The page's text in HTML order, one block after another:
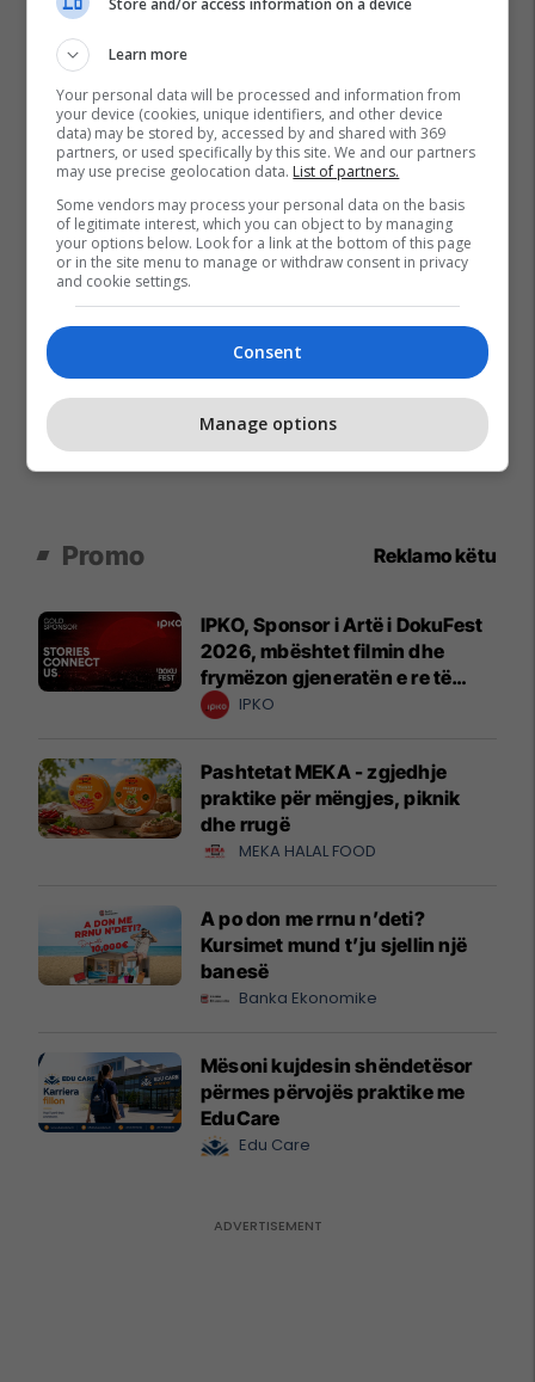
Promo Reklamo këtu
IPKO, Sponsor i Artë i DokuFest
2026, mbështet filmin dhe
frymëzon gjeneratën e re të
krijuesve
IPKO
Pashtetat MEKA - zgjedhje
praktike për mëngjes, piknik
dhe rrugë
MEKA HALAL FOOD
A po don me rrnu n’deti?
Kursimet mund t’ju sjellin një
banesë
Banka Ekonomike
Mësoni kujdesin shëndetësor
përmes përvojës praktike me
EduCare
Edu Care
Store and/or access information on a device
Learn more
Your personal data will be processed and information from
your device (cookies, unique identifiers, and other device
data) may be stored by, accessed by and shared with 369
partners, or used specifically by this site. We and our partners
may use precise geolocation data. List of partners.
Some vendors may process your personal data on the basis
of legitimate interest, which you can object to by managing
your options below. Look for a link at the bottom of this page
or in the site menu to manage or withdraw consent in privacy
and cookie settings.
Consent
Manage options